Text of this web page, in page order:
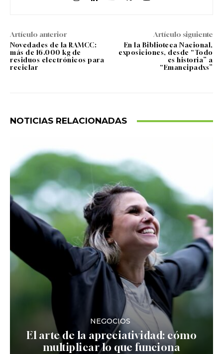
Artículo anterior
Novedades de la RAMCC:
más de 16.000 kg de
residuos electrónicos para
reciclar
Artículo siguiente
En la Biblioteca Nacional,
exposiciones, desde “Todo
es historia” a
“Emancipadxs”
NOTICIAS RELACIONADAS
NEGOCIOS
El arte de la apreciatividad: cómo
multiplicar lo que funciona